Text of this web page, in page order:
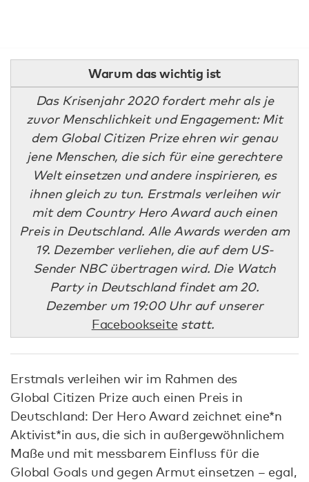
Warum das wichtig ist
Das Krisenjahr 2020 fordert mehr als je
zuvor Menschlichkeit und Engagement: Mit
dem Global Citizen Prize ehren wir genau
jene Menschen, die sich für eine gerechtere
Welt einsetzen und andere inspirieren, es
ihnen gleich zu tun. Erstmals verleihen wir
mit dem Country Hero Award auch einen
Preis in Deutschland. Alle Awards werden am
19. Dezember verliehen, die auf dem US-
Sender NBC übertragen wird. Die Watch
Party in Deutschland findet am 20.
Dezember um 19:00 Uhr auf unserer
Facebookseitestatt.
Erstmals verleihen wir im Rahmen des
Global Citizen Prize auch einen Preis in
Deutschland: Der Hero Award zeichnet eine*n
Aktivist*in aus, die sich in außergewöhnlichem
Maße und mit messbarem Einfluss für die
Global Goals und gegen Armut einsetzen – egal,